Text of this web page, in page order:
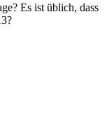
Es ist üblich, dass